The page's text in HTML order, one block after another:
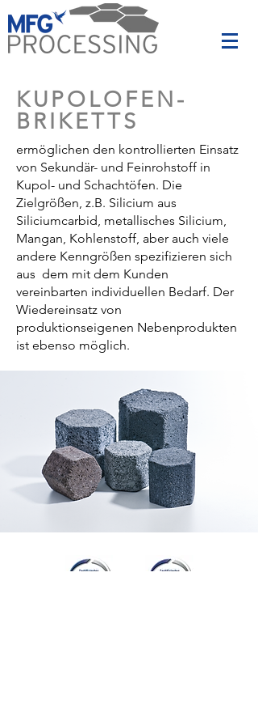
KUPOLOFEN-
BRIKETTS
ermöglichen den kontrollierten Einsatz
von Sekundär- und Feinrohstoff in
Kupol- und Schachtöfen. Die
Zielgrößen, z.B. Silicium aus
Siliciumcarbid, metallisches Silicium,
Mangan, Kohlenstoff, aber auch viele
andere Kenngrößen spezifizieren sich
aus dem mit dem Kunden
vereinbarten individuellen Bedarf. Der
Wiedereinsatz von
produktionseigenen Nebenprodukten
ist ebenso möglich.